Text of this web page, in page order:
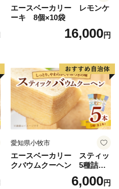
エースベーカリー レモンケ
ーキ 8個×10袋
16,000円
愛知県小牧市
エースベーカリー スティッ
クバウムクーヘン 5種詰合
せ バウムクーヘン バーム
クーヘン おやつ おかし スイ
6,000円